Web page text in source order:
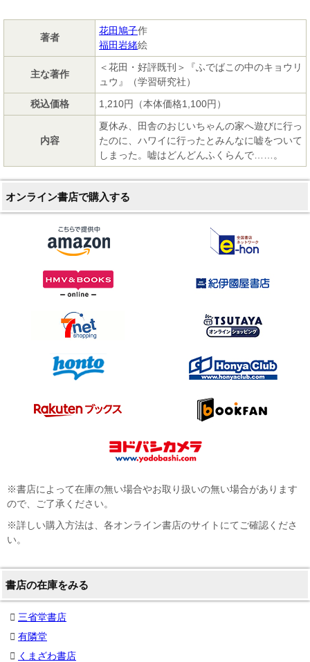
著者
花田鳩子作
福田岩緒絵
主な著作
＜花田・好評既刊＞『ふでばこの中のキョウリ
ュウ』（学習研究社）
税込価格
1,210円（本体価格1,100円）
内容
夏休み、田舎のおじいちゃんの家へ遊びに行っ
たのに、ハワイに行ったとみんなに嘘をついて
しまった。嘘はどんどんふくらんで……。
オンライン書店で購入する
※書店によって在庫の無い場合やお取り扱いの無い場合があります
ので、ご了承ください。
※詳しい購入方法は、各オンライン書店のサイトにてご確認くださ
い。
書店の在庫をみる
三省堂書店
有隣堂
くまざわ書店